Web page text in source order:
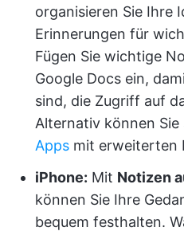
organisieren Sie Ihre
Erinnerungen für
Fügen Sie wichtige
Google Docs ein,
sind, die Zugriff auf
Alternativ können Sie
Apps mit erweiterten
iPhone: Mit Notizen
können Sie Ihre
bequem festhalten.